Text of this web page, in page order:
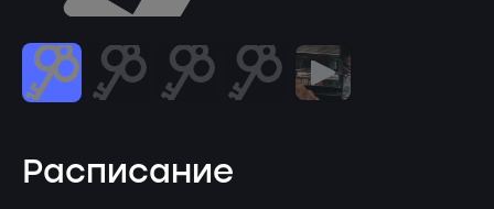
Расписание